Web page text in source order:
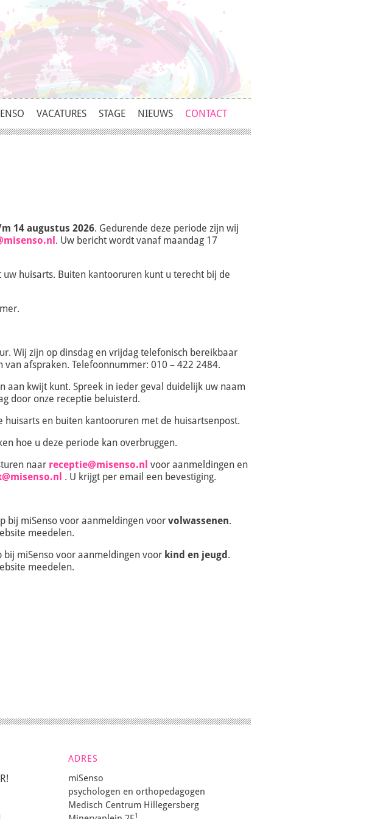
VACATURES STAGE NIEUWS CONTACT
14 augustus 2026. Gedurende deze periode zijn wij
. Uw bericht wordt vanaf maandag 17
huisarts. Buiten kantooruren kunt u terecht bij de
Wij zijn op dinsdag en vrijdag telefonisch bereikbaar
afspraken. Telefoonnummer: 010 – 422 2484.
kwijt kunt. Spreek in ieder geval duidelijk uw naam
door onze receptie beluisterd.
en buiten kantooruren met de huisartsenpost.
hoe u deze periode kan overbruggen.
naar receptie@misenso.nl voor aanmeldingen en
. U krijgt per email een bevestiging.
bij miSenso voor aanmeldingen voor volwassenen.
meedelen.
miSenso voor aanmeldingen voor kind en jeugd .
meedelen.
ADRES
miSenso
psychologen en orthopedagogen
Medisch Centrum Hillegersberg
1